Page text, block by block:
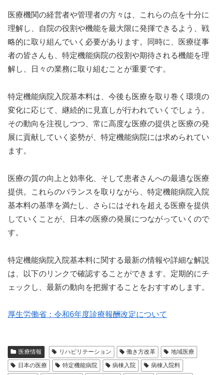
医療機関の経営者や管理者の方々は、これらの点を十分に
理解し、自院の役割や機能を最大限に発揮できるよう、戦
略的に取り組んでいく必要があります。同時に、医療従事
者の皆さんも、特定機能病院の役割や期待される機能を理
解し、日々の業務に取り組むことが重要です。
特定機能病院入院基本料は、今後も医療を取り巻く環境の
変化に応じて、継続的に見直しが行われていくでしょう。
その動向を注視しつつ、常に高度な医療の提供と医療の発
展に貢献していく姿勢が、特定機能病院には求められてい
ます。
医療の質の向上と効率化、そして患者さんへの最適な医療
提供。これらのバランスを取りながら、特定機能病院入院
基本料の基準を満たし、さらにはそれを超える医療を提供
していくことが、日本の医療の発展につながっていくので
す。
特定機能病院入院基本料に関する最新の情報や詳細な解説
は、以下のリンクで確認することができます。定期的にチ
ェックし、最新の動向を把握することをおすすめします。
厚生労働省：令和6年度診療報酬改定について
医療情報 リハビリテーション 働き方改革
地域医療
日本の医療
特定機能病院 病棟入院
病棟入院料